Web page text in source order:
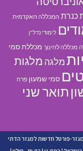
כנרת המכללה האקדמית
לימודי נדל"ן
מכללה לחינוך מכללת סמי
מלגה מלגות
סמי שמעון פרח
תואר שני
פורטל חדשות למגזר הדתי